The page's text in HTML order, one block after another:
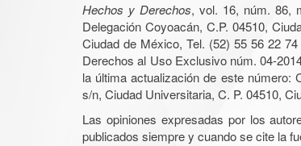
Hechos y Derechos, vol. 16, núm. 86,
Delegación Coyoacán, C.P. 04510,
Ciudad de México, Tel. (52) 55 56 22 74
Derechos al Uso Exclusivo núm. 04-
la última actualización de este número:
s/n, Ciudad Universitaria, C. P. 04510,
Las opiniones expresadas por los
publicados siempre y cuando se cite la